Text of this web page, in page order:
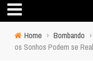
Home › Bombando ›
os Sonhos Podem se